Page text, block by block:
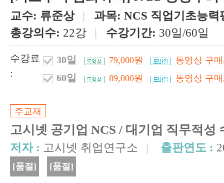
교수: 류준상 | 과목: NCS 직업기초능력
총강의수: 22강 | 수강기간: 30일/60일
수강료
:
30일 79,000원 동영상 구
60일 89,000원 동영상 구
주교재
고시넷 공기업 NCS / 대기업 직무적성
저자 : 고시넷 취업연구소 | 출판연도 :
[품절] [품절]